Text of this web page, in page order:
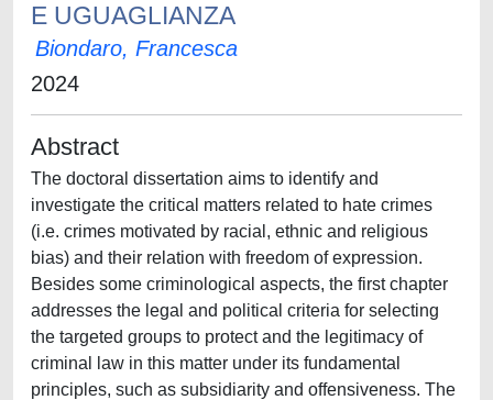
E UGUAGLIANZA
Biondaro, Francesca
2024
Abstract
The doctoral dissertation aims to identify and
investigate the critical matters related to hate crimes
(i.e. crimes motivated by racial, ethnic and religious
bias) and their relation with freedom of expression.
Besides some criminological aspects, the first chapter
addresses the legal and political criteria for selecting
the targeted groups to protect and the legitimacy of
criminal law in this matter under its fundamental
principles, such as subsidiarity and offensiveness. The